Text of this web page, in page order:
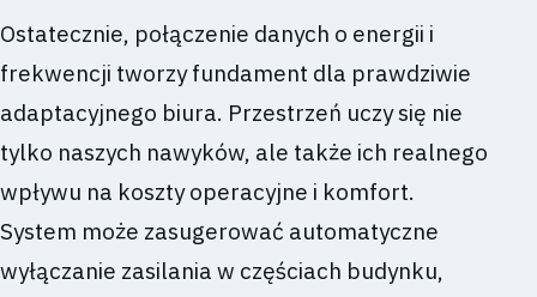
Ostatecznie, połączenie danych o energii i
frekwencji tworzy fundament dla prawdziwie
adaptacyjnego biura. Przestrzeń uczy się nie
tylko naszych nawyków, ale także ich realnego
wpływu na koszty operacyjne i komfort.
System może zasugerować automatyczne
wyłączanie zasilania w częściach budynku,